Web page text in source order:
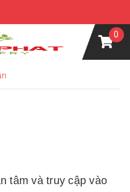
0
tâm và truy cập vào